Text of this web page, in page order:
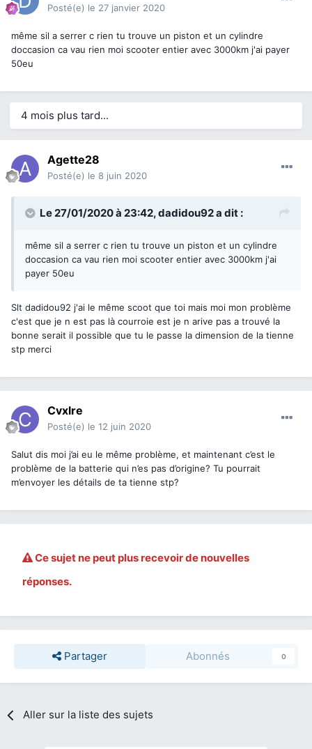
Posté(e) le 27 janvier 2020
même sil a serrer c rien tu trouve un piston et un cylindre
doccasion ca vau rien moi scooter entier avec 3000km j'ai payer
50eu
4 mois plus tard...
Agette28
Posté(e) le 8 juin 2020
Le 27/01/2020 à 23:42,dadidou92a dit :
même sil a serrer c rien tu trouve un piston et un cylindre
doccasion ca vau rien moi scooter entier avec 3000km j'ai
payer 50eu
Slt dadidou92 j'ai le même scoot que toi mais moi mon problème
c'est que je n est pas là courroie est je n arive pas a trouvé la
bonne serait il possible que tu le passe la dimension de la tienne
stp merci
Cvxlre
Posté(e) le 12 juin 2020
Salut dis moi j’ai eu le même problème, et maintenant c’est le
problème de la batterie qui n’es pas d’origine? Tu pourrait
m’envoyer les détails de ta tienne stp?
Ce sujet ne peut plus recevoir de nouvelles
réponses.
Partager Abonnés 0
Aller sur la liste des sujets